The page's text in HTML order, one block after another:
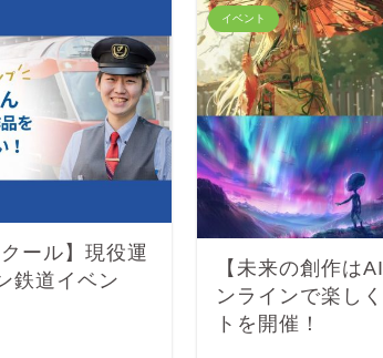
ール】現役運
鉄道イベン
イベント
【未来の創作は
ンラインで楽し
トを開催！